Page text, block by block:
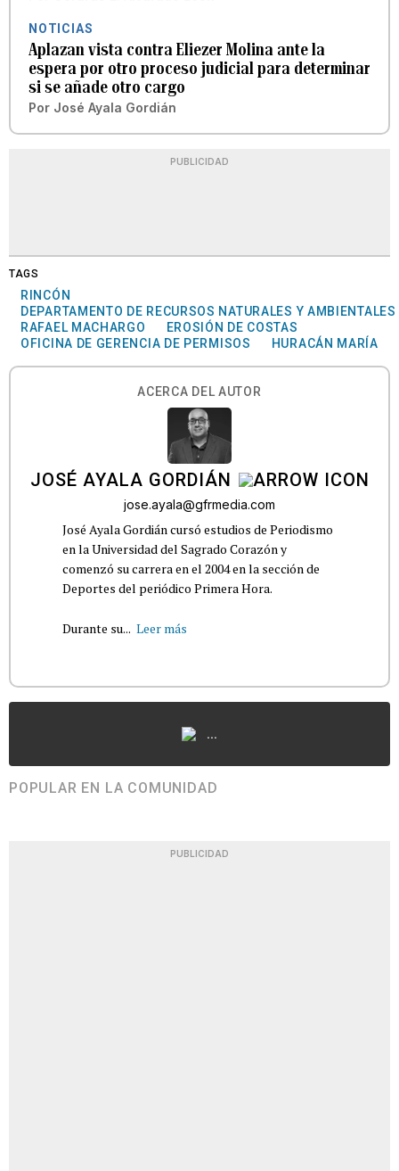
NOTICIAS
Aplazan vista contra Eliezer Molina ante la
espera por otro proceso judicial para determinar
si se añade otro cargo
Por José Ayala Gordián
PUBLICIDAD
TAGS
RINCÓN
DEPARTAMENTO DE RECURSOS NATURALES Y AMBIENTALES
RAFAEL MACHARGO
EROSIÓN DE COSTAS
OFICINA DE GERENCIA DE PERMISOS
HURACÁN MARÍA
ACERCA DEL AUTOR
JOSÉ AYALA GORDIÁN
jose.ayala@gfrmedia.com
José Ayala Gordián cursó estudios de Periodismo
en la Universidad del Sagrado Corazón y
comenzó su carrera en el 2004 en la sección de
Deportes del periódico Primera Hora.
Durante su... Leer más
...
POPULAR EN LA COMUNIDAD
PUBLICIDAD